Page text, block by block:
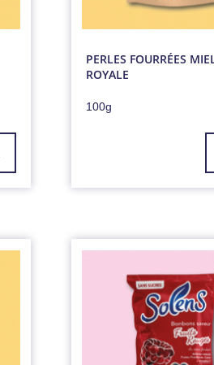
PERLES FOURRÉES
ROYALE
100g